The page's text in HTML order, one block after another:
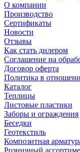
О компании
Производство
Сертификаты
Новости
Отзывы
Как стать дилером
Соглашение на
Договор оферта
Политика в
Каталог
Теплицы
Листовые пластики
Заборы и ограждения
Беседки
Геотекстиль
Композитная
Розничный